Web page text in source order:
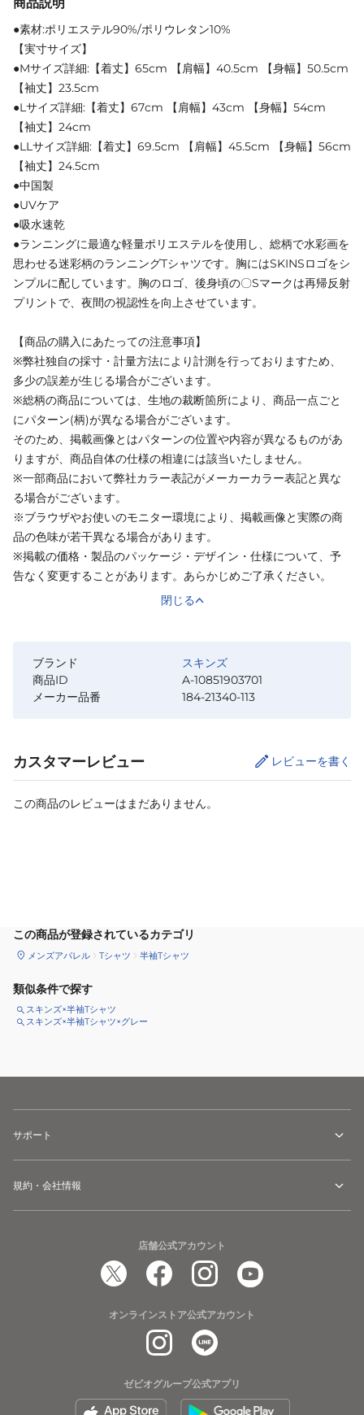
●素材:ポリエステル90%/ポリウレタン10%
【実寸サイズ】
●Mサイズ詳細:【着丈】65cm 【肩幅】40.5cm 【身幅】50.5cm
【袖丈】23.5cm
●Lサイズ詳細:【着丈】67cm 【肩幅】43cm 【身幅】54cm
【袖丈】24cm
●LLサイズ詳細:【着丈】69.5cm 【肩幅】45.5cm 【身幅】56cm
【袖丈】24.5cm
●中国製
●UVケア
●吸水速乾
●ランニングに最適な軽量ポリエステルを使用し、総柄で水彩画を
思わせる迷彩柄のランニングTシャツです。胸にはSKINSロゴをシ
ンプルに配しています。胸のロゴ、後身頃の〇Sマークは再帰反射
プリントで、夜間の視認性を向上させています。
【商品の購入にあたっての注意事項】
※弊社独自の採寸・計量方法により計測を行っておりますため、
多少の誤差が生じる場合がございます。
※総柄の商品については、生地の裁断箇所により、商品一点ごと
にパターン(柄)が異なる場合がございます。
そのため、掲載画像とはパターンの位置や内容が異なるものがあ
りますが、商品自体の仕様の相違には該当いたしません。
※一部商品において弊社カラー表記がメーカーカラー表記と異な
る場合がございます。
※ブラウザやお使いのモニター環境により、掲載画像と実際の商
品の色味が若干異なる場合があります。
※掲載の価格・製品のパッケージ・デザイン・仕様について、予
告なく変更することがあります。あらかじめご了承ください。
閉じる
ブランド
スキンズ
商品ID
A-10851903701
メーカー品番
184-21340-113
カスタマーレビュー レビューを書く
この商品のレビューはまだありません。
この商品が登録されているカテゴリ
メンズアパレル Tシャツ 半袖Tシャツ
類似条件で探す
スキンズ×半袖Tシャツ
スキンズ×半袖Tシャツ×グレー
サポート
規約・会社情報
店舗公式アカウント
オンラインストア公式アカウント
ゼビオグループ公式アプリ